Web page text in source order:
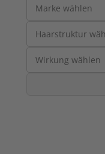
Produkten: